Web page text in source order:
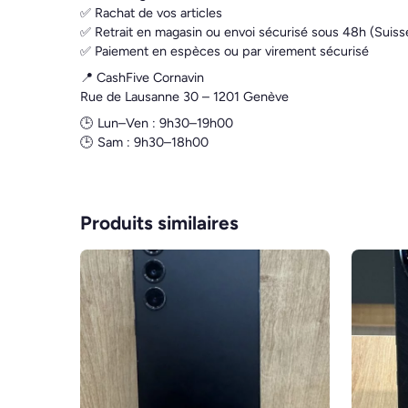
✅ Rachat de vos articles
✅ Retrait en magasin ou envoi sécurisé sous 48h
✅ Paiement en espèces ou par virement sécurisé
📍 CashFive Cornavin
Rue de Lausanne 30 – 1201 Genève
🕒 Lun–Ven : 9h30–19h00
🕒 Sam : 9h30–18h00
Produits similaires